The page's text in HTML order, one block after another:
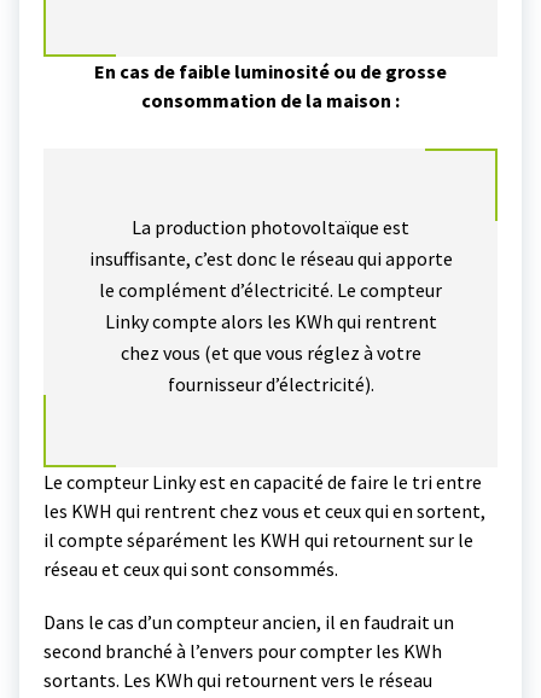
En cas de faible luminosité ou de grosse
consommation de la maison :
La production photovoltaïque est
insuffisante, c’est donc le réseau qui apporte
le complément d’électricité. Le compteur
Linky compte alors les KWh qui rentrent
chez vous (et que vous réglez à votre
fournisseur d’électricité).
Le compteur Linky est en capacité de faire le tri entre
les KWH qui rentrent chez vous et ceux qui en sortent,
il compte séparément les KWH qui retournent sur le
réseau et ceux qui sont consommés.
Dans le cas d’un compteur ancien, il en faudrait un
second branché à l’envers pour compter les KWh
sortants. Les KWh qui retournent vers le réseau